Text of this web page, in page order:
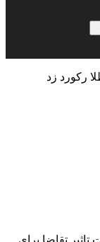
رکورد زد
تقاضا برای